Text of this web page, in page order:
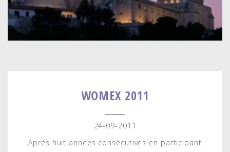
WOMEX 2011
24-09-2011
Après huit années consécutives en participant